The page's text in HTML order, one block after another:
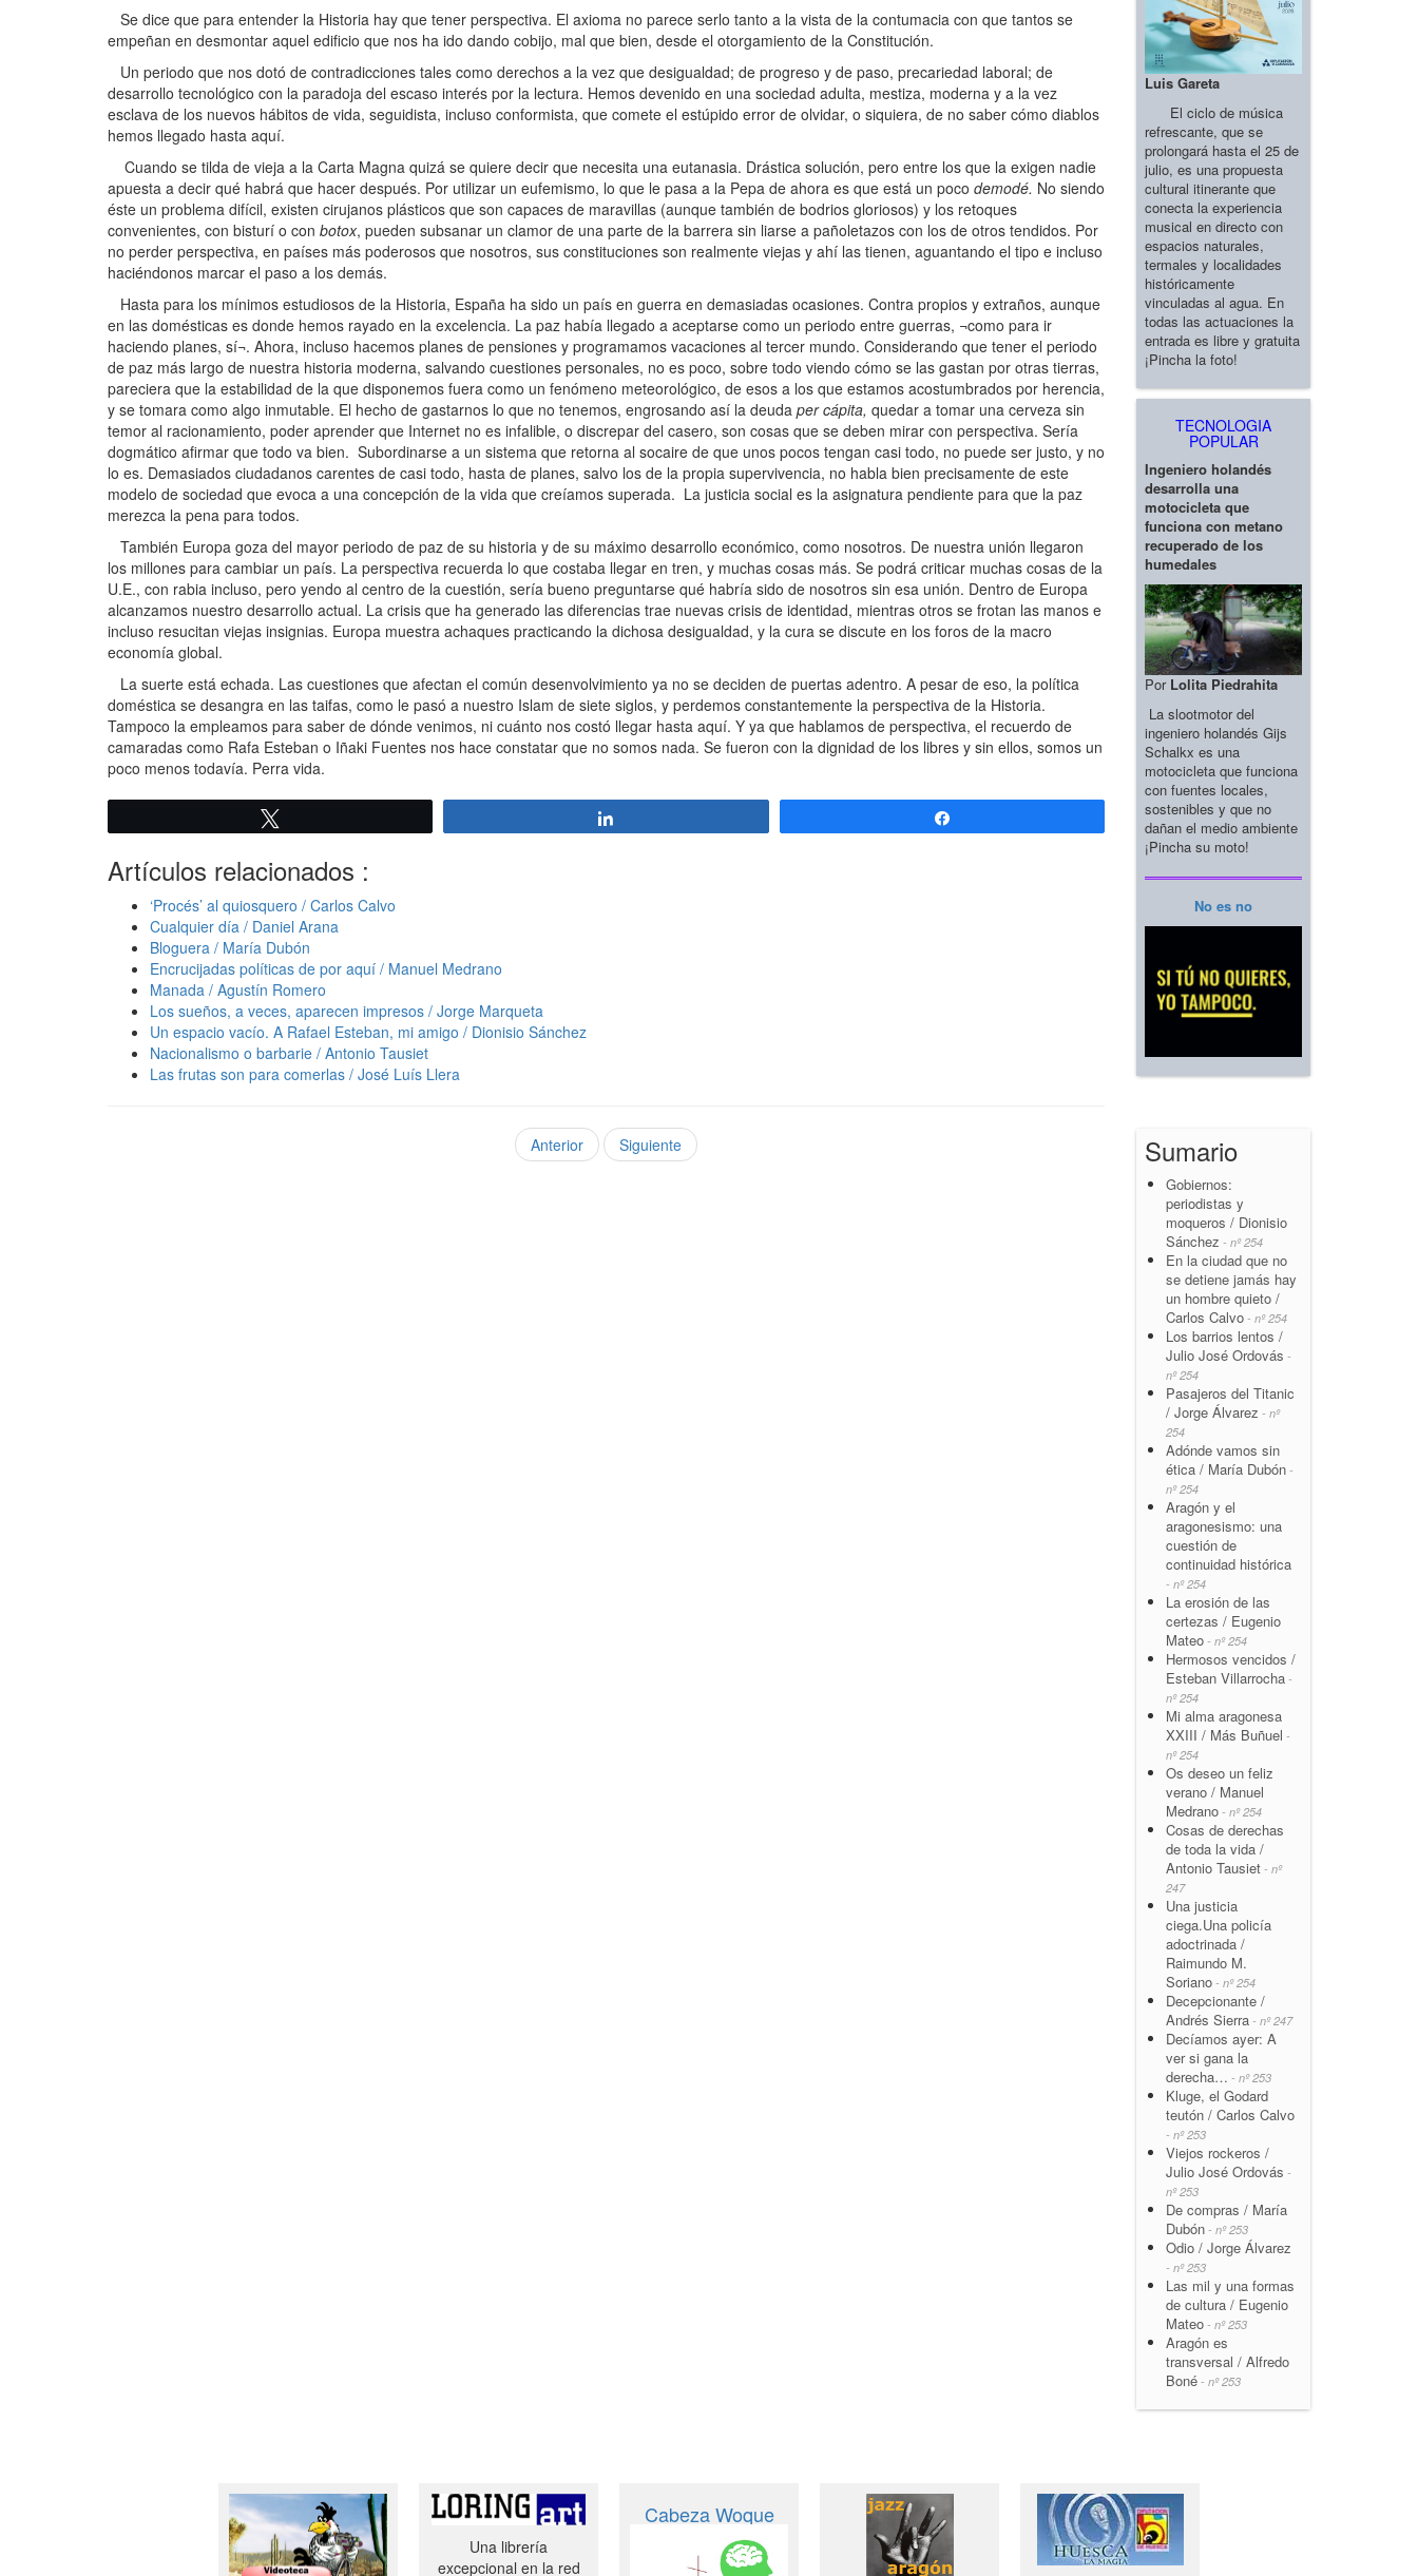
Se dice que para entender la Historia hay que tener perspectiva. El axioma no parece serlo tanto a la vista de la contumacia con que tantos se
empeñan en desmontar aquel edificio que nos ha ido dando cobijo, mal que bien, desde el otorgamiento de la Constitución.
Un periodo que nos dotó de contradicciones tales como derechos a la vez que desigualdad; de progreso y de paso, precariedad laboral; de
desarrollo tecnológico con la paradoja del escaso interés por la lectura. Hemos devenido en una sociedad adulta, mestiza, moderna y a la vez
esclava de los nuevos hábitos de vida, seguidista, incluso conformista, que comete el estúpido error de olvidar, o siquiera, de no saber cómo diablos
hemos llegado hasta aquí.
Cuando se tilda de vieja a la Carta Magna quizá se quiere decir que necesita una eutanasia. Drástica solución, pero entre los que la exigen nadie
apuesta a decir qué habrá que hacer después. Por utilizar un eufemismo, lo que le pasa a la Pepa de ahora es que está un poco demodé. No siendo
éste un problema difícil, existen cirujanos plásticos que son capaces de maravillas (aunque también de bodrios gloriosos) y los retoques
convenientes, con bisturí o con botox, pueden subsanar un clamor de una parte de la barrera sin liarse a pañoletazos con los de otros tendidos. Por
no perder perspectiva, en países más poderosos que nosotros, sus constituciones son realmente viejas y ahí las tienen, aguantando el tipo e incluso
haciéndonos marcar el paso a los demás.
Hasta para los mínimos estudiosos de la Historia, España ha sido un país en guerra en demasiadas ocasiones. Contra propios y extraños, aunque
en las domésticas es donde hemos rayado en la excelencia. La paz había llegado a aceptarse como un periodo entre guerras, ¬como para ir
haciendo planes, sí¬. Ahora, incluso hacemos planes de pensiones y programamos vacaciones al tercer mundo. Considerando que tener el periodo
de paz más largo de nuestra historia moderna, salvando cuestiones personales, no es poco, sobre todo viendo cómo se las gastan por otras tierras,
pareciera que la estabilidad de la que disponemos fuera como un fenómeno meteorológico, de esos a los que estamos acostumbrados por herencia,
y se tomara como algo inmutable. El hecho de gastarnos lo que no tenemos, engrosando así la deuda per cápita, quedar a tomar una cerveza sin
temor al racionamiento, poder aprender que Internet no es infalible, o discrepar del casero, son cosas que se deben mirar con perspectiva. Sería
dogmático afirmar que todo va bien. Subordinarse a un sistema que retorna al socaire de que unos pocos tengan casi todo, no puede ser justo, y no
lo es. Demasiados ciudadanos carentes de casi todo, hasta de planes, salvo los de la propia supervivencia, no habla bien precisamente de este
modelo de sociedad que evoca a una concepción de la vida que creíamos superada. La justicia social es la asignatura pendiente para que la paz
merezca la pena para todos.
También Europa goza del mayor periodo de paz de su historia y de su máximo desarrollo económico, como nosotros. De nuestra unión llegaron
los millones para cambiar un país. La perspectiva recuerda lo que costaba llegar en tren, y muchas cosas más. Se podrá criticar muchas cosas de la
U.E., con rabia incluso, pero yendo al centro de la cuestión, sería bueno preguntarse qué habría sido de nosotros sin esa unión. Dentro de Europa
alcanzamos nuestro desarrollo actual. La crisis que ha generado las diferencias trae nuevas crisis de identidad, mientras otros se frotan las manos e
incluso resucitan viejas insignias. Europa muestra achaques practicando la dichosa desigualdad, y la cura se discute en los foros de la macro
economía global.
La suerte está echada. Las cuestiones que afectan el común desenvolvimiento ya no se deciden de puertas adentro. A pesar de eso, la política
doméstica se desangra en las taifas, como le pasó a nuestro Islam de siete siglos, y perdemos constantemente la perspectiva de la Historia.
Tampoco la empleamos para saber de dónde venimos, ni cuánto nos costó llegar hasta aquí. Y ya que hablamos de perspectiva, el recuerdo de
camaradas como Rafa Esteban o Iñaki Fuentes nos hace constatar que no somos nada. Se fueron con la dignidad de los libres y sin ellos, somos un
poco menos todavía. Perra vida.
Artículos relacionados :
‘Procés’ al quiosquero / Carlos Calvo
Cualquier día / Daniel Arana
Bloguera / María Dubón
Encrucijadas políticas de por aquí / Manuel Medrano
Manada / Agustín Romero
Los sueños, a veces, aparecen impresos / Jorge Marqueta
Un espacio vacío. A Rafael Esteban, mi amigo / Dionisio Sánchez
Nacionalismo o barbarie / Antonio Tausiet
Las frutas son para comerlas / José Luís Llera
Anterior Siguiente
Luis Gareta
El ciclo de música
refrescante, que se
prolongará hasta el 25 de
julio, es una propuesta
cultural itinerante que
conecta la experiencia
musical en directo con
espacios naturales,
termales y localidades
históricamente
vinculadas al agua. En
todas las actuaciones la
entrada es libre y gratuita
¡Pincha la foto!
TECNOLOGIA
POPULAR
Ingeniero holandés
desarrolla una
motocicleta que
funciona con metano
recuperado de los
humedales
Por Lolita Piedrahita
La slootmotor del
ingeniero holandés Gijs
Schalkx es una
motocicleta que funciona
con fuentes locales,
sostenibles y que no
dañan el medio ambiente
¡Pincha su moto!
No es no
Sumario
Gobiernos:
periodistas y
moqueros / Dionisio
Sánchez - nº 254
En la ciudad que no
se detiene jamás hay
un hombre quieto /
Carlos Calvo - nº 254
Los barrios lentos /
Julio José Ordovás -
nº 254
Pasajeros del Titanic
/ Jorge Álvarez - nº
254
Adónde vamos sin
ética / María Dubón -
nº 254
Aragón y el
aragonesismo: una
cuestión de
continuidad histórica
- nº 254
La erosión de las
certezas / Eugenio
Mateo - nº 254
Hermosos vencidos /
Esteban Villarrocha -
nº 254
Mi alma aragonesa
XXIII / Más Buñuel -
nº 254
Os deseo un feliz
verano / Manuel
Medrano - nº 254
Cosas de derechas
de toda la vida /
Antonio Tausiet - nº
247
Una justicia
ciega.Una policía
adoctrinada /
Raimundo M.
Soriano - nº 254
Decepcionante /
Andrés Sierra - nº 247
Decíamos ayer: A
ver si gana la
derecha… - nº 253
Kluge, el Godard
teutón / Carlos Calvo
- nº 253
Viejos rockeros /
Julio José Ordovás -
nº 253
De compras / María
Dubón - nº 253
Odio / Jorge Álvarez
- nº 253
Las mil y una formas
de cultura / Eugenio
Mateo - nº 253
Aragón es
transversal / Alfredo
Boné - nº 253
Una librería
excepcional en la red
Cabeza Woque